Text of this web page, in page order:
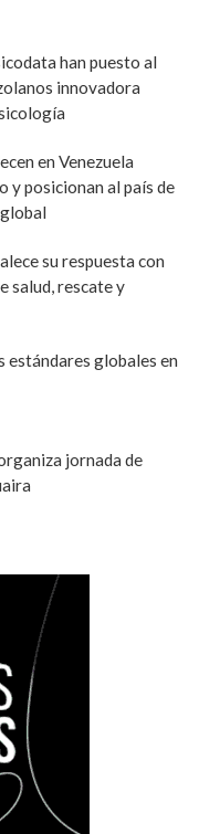
han puesto al
innovadora
en Venezuela
y posicionan al país de
su respuesta con
salud, rescate y
estándares globales en
jornada de